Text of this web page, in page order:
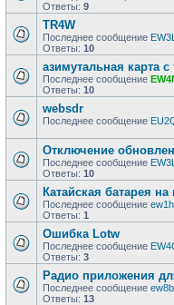
Ответы: 9
TR4W
Последнее сообщение
Ответы: 10
азимутальная карта
Последнее сообщение
Ответы: 10
websdr
Последнее сообщение
Отключение
Последнее сообщение
Ответы: 10
Катайская батарея
Последнее сообщение
Ответы: 1
Ошибка Lotw
Последнее сообщение
Ответы: 3
Радио приложения
Последнее сообщение
Ответы: 13